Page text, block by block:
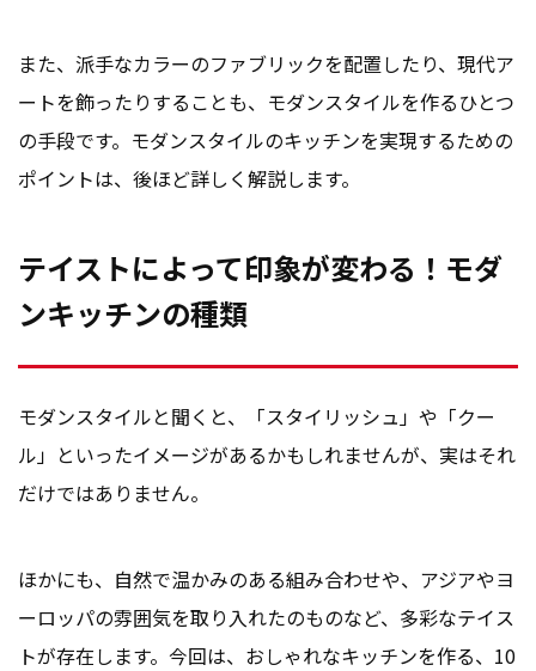
また、派手なカラーのファブリックを配置したり、現代ア
ートを飾ったりすることも、モダンスタイルを作るひとつ
の手段です。モダンスタイルのキッチンを実現するための
ポイントは、後ほど詳しく解説します。
テイストによって印象が変わる！モダ
ンキッチンの種類
モダンスタイルと聞くと、「スタイリッシュ」や「クー
ル」といったイメージがあるかもしれませんが、実はそれ
だけではありません。
ほかにも、自然で温かみのある組み合わせや、アジアやヨ
ーロッパの雰囲気を取り入れたのものなど、多彩なテイス
トが存在します。今回は、おしゃれなキッチンを作る、10